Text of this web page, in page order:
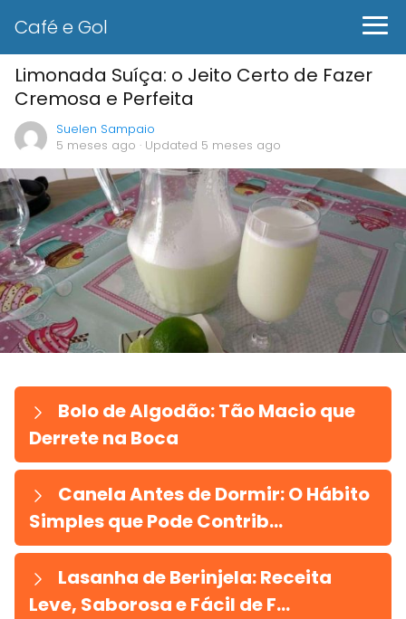
Café e Gol
Limonada Suíça: o Jeito Certo de Fazer
Cremosa e Perfeita
Suelen Sampaio
5 meses ago · Updated 5 meses ago
Bolo de Algodão: Tão Macio que
Derrete na Boca
Canela Antes de Dormir: O Hábito
Simples que Pode Contrib...
Lasanha de Berinjela: Receita
Leve, Saborosa e Fácil de F...